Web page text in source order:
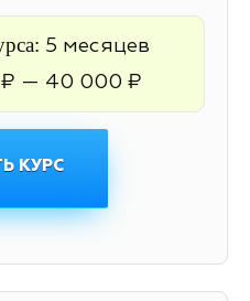
5 месяцев
— 40 000 ₽
КУРС